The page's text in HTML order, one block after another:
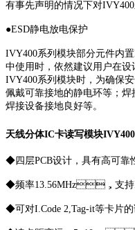
有事先声明的情况下对IVY400
●ESD静电放电保护
IVY400系列模块部分元件内置
中使用时，依然建议用户在设
IVY400系列模块时，为确
佩戴可靠接地的静电环等；
焊接设备接地良好等。
天线分体IC卡读写模块IVY400D
◆四层PCB设计，具有高可靠
◆频率13.56MHz，支持
◆可对I.Code 2,Tag-it等卡片的读